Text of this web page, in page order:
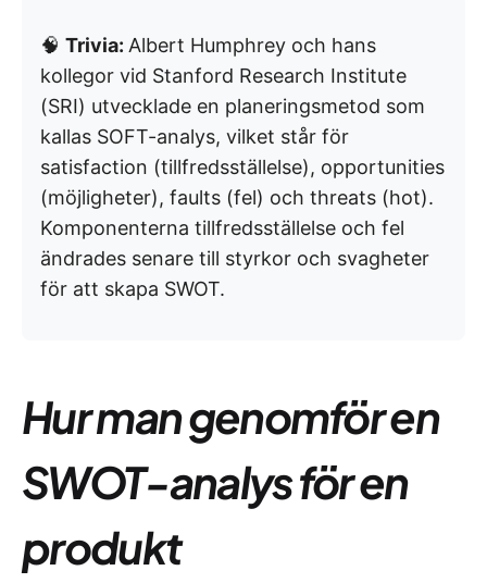
🧠 Trivia: Albert Humphrey och hans
kollegor vid Stanford Research Institute
(SRI) utvecklade en planeringsmetod som
kallas SOFT-analys, vilket står för
satisfaction (tillfredsställelse), opportunities
(möjligheter), faults (fel) och threats (hot).
Komponenterna tillfredsställelse och fel
ändrades senare till styrkor och svagheter
för att skapa SWOT.
Hur man genomför en
SWOT-analys för en
produkt